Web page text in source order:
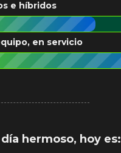
e híbridos
en servicio
día hermoso, hoy es: